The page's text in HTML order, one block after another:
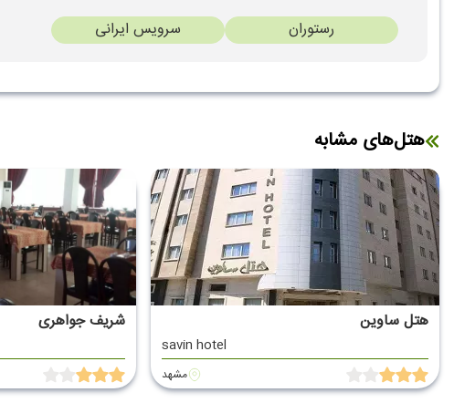
رستوران سرویس ایرانی
هتل‌های مشابه
هتل ساوین
savin hotel
مشهد
شریف جواهری